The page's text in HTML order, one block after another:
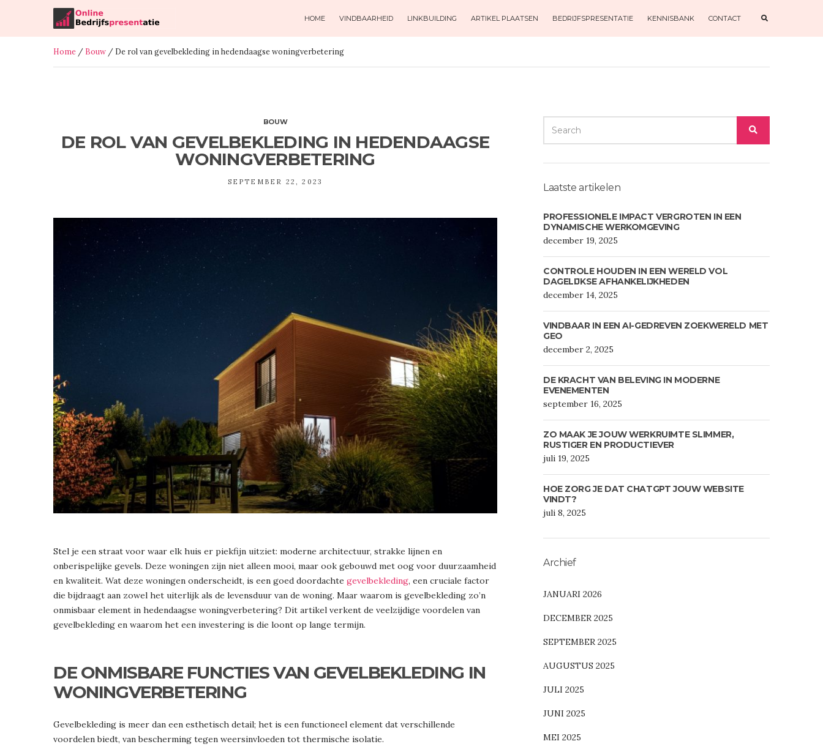
HOME VINDBAARHEID LINKBUILDING ARTIKEL PLAATSEN BEDRIJFSPRESENTATIE KENNISBANK CONTACT
A
E
Home / Bouw / De rol van gevelbekleding in hedendaagse woningverbetering
BOUW
DE ROL VAN GEVELBEKLEDING IN HEDENDAAGSE
WONINGVERBETERING
SEPTEMBER 22, 2023
Stel je een straat voor waar elk huis er piekfijn uitziet: moderne architectuur, strakke lijnen en
onberispelijke gevels. Deze woningen zijn niet alleen mooi, maar ook gebouwd met oog voor duurzaamheid
en kwaliteit. Wat deze woningen onderscheidt, is een goed doordachte gevelbekleding, een cruciale factor
die bijdraagt aan zowel het uiterlijk als de levensduur van de woning. Maar waarom is gevelbekleding zo’n
onmisbaar element in hedendaagse woningverbetering? Dit artikel verkent de veelzijdige voordelen van
gevelbekleding en waarom het een investering is die loont op lange termijn.
DE ONMISBARE FUNCTIES VAN GEVELBEKLEDING IN
WONINGVERBETERING
Gevelbekleding is meer dan een esthetisch detail; het is een functioneel element dat verschillende
voordelen biedt, van bescherming tegen weersinvloeden tot thermische isolatie.
SEARCH
FOR:
SEARCH
Laatste artikelen
PROFESSIONELE IMPACT VERGROTEN IN EEN
DYNAMISCHE WERKOMGEVING
december 19, 2025
CONTROLE HOUDEN IN EEN WERELD VOL
DAGELIJKSE AFHANKELIJKHEDEN
december 14, 2025
VINDBAAR IN EEN AI-GEDREVEN ZOEKWERELD MET
GEO
december 2, 2025
DE KRACHT VAN BELEVING IN MODERNE
EVENEMENTEN
september 16, 2025
ZO MAAK JE JOUW WERKRUIMTE SLIMMER,
RUSTIGER EN PRODUCTIEVER
juli 19, 2025
HOE ZORG JE DAT CHATGPT JOUW WEBSITE
VINDT?
juli 8, 2025
Archief
JANUARI 2026
DECEMBER 2025
SEPTEMBER 2025
AUGUSTUS 2025
JULI 2025
JUNI 2025
MEI 2025